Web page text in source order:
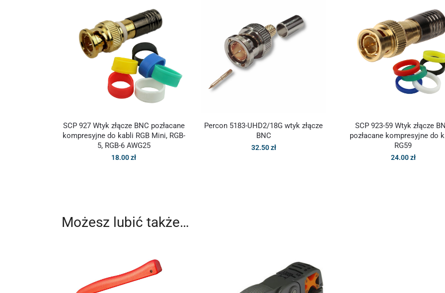
SCP 927 Wtyk złącze BNC pozłacane
kompresyjne do kabli RGB Mini, RGB-
5, RGB-6 AWG25
18.00zł
Percon 5183-UHD2/18G wtyk złącze
BNC
32.50zł
SCP 923-59 Wtyk złącze
pozłacane kompresyjne do
RG59
24.00zł
Możesz lubić także…